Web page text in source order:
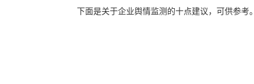
下面是关于企业舆情监测的十点建议，可供参考。